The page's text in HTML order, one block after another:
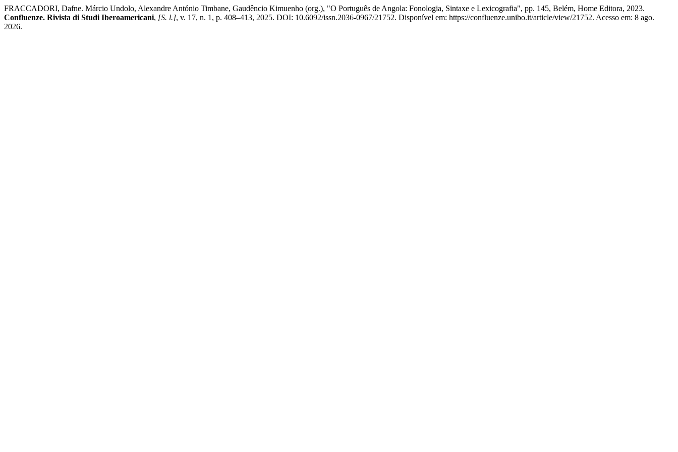
FRACCADORI, Dafne. Márcio Undolo, Alexandre António Timbane, Gaudêncio Kimuenho (org.), "O Português de Angola: Fonologia, Sintaxe e Lexicografia", pp. 145, Belém, Home Editora, 2023.
Confluenze. Rivista di Studi Iberoamericani, [S. l.], v. 17, n. 1, p. 408–413, 2025. DOI: 10.6092/issn.2036-0967/21752. Disponível em: https://confluenze.unibo.it/article/view/21752. Acesso em: 8 ago.
2026.